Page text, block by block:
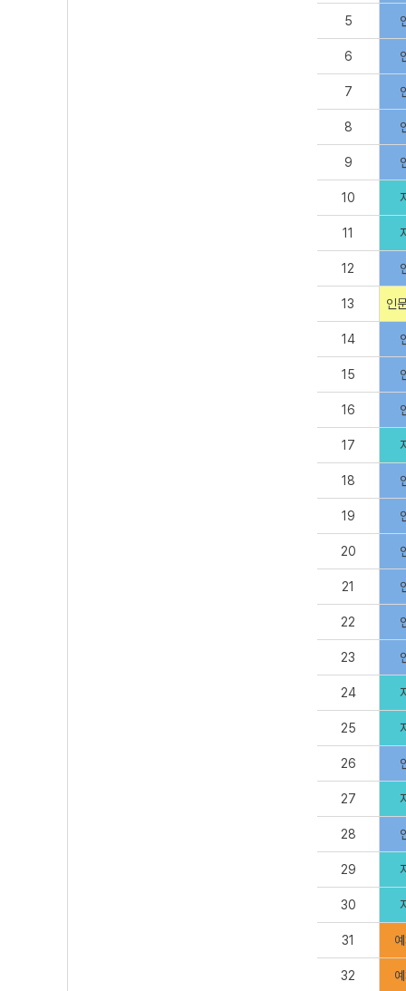
5
6
7
8
9
10
11
12
13 인
14
15
16
17
18
19
20
21
22
23
24
25
26
27
28
29
30
31
32